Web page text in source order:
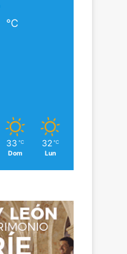
℃
33 ℃
Dom
32 ℃
Lun